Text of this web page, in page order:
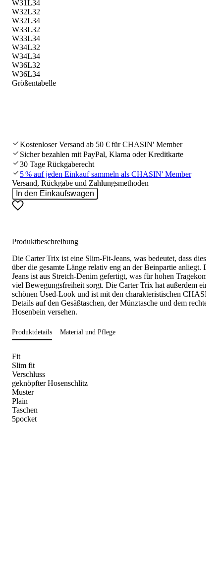
W31L34
W32L32
W32L34
W33L32
W33L34
W34L32
W34L34
W36L32
W36L34
Größentabelle
Kostenloser Versand ab 50 € für CHASIN' Member
Sicher bezahlen mit PayPal, Klarna oder Kreditkarte
30 Tage Rückgaberecht
5 % auf jeden Einkauf sammeln als CHASIN' Member
Versand, Rückgabe und Zahlungsmethoden
In den Einkaufswagen
Produktbeschreibung
Die Carter Trix ist eine Slim-Fit-Jeans, was bedeutet, dass diese
über die gesamte Länge relativ eng an der Beinpartie anliegt. Diese
Jeans ist aus Stretch-Denim gefertigt, was für hohen Tragekomfort
viel Bewegungsfreiheit sorgt. Die Carter Trix hat außerdem einem
schönen Used-Look und ist mit den charakteristischen CHASIN'-
Details auf den Gesäßtaschen, der Münztasche und dem rechten
Hosenbein versehen.
Produktdetails Material und Pflege
Fit
Slim fit
Verschluss
geknöpfter Hosenschlitz
Muster
Plain
Taschen
5pocket